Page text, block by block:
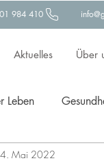
984 410
Aktuelles Über
Leben
4. Mai 2022